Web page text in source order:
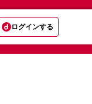
ログインする